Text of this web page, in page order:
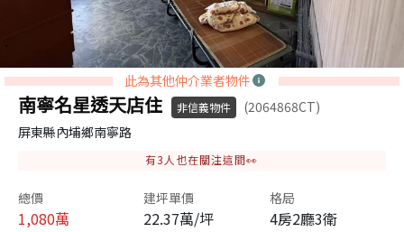
此為其他仲介業者物件
南寧名星透天店住 非信義物件
(2064868CT)
屏東縣內埔鄉南寧路
有3 人也在關注這間👀
總價
1,080萬
建坪單價
22.37萬/坪
格局
4房2廳3衛